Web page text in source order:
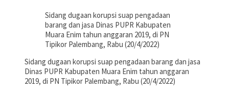
Sidang dugaan korupsi suap pengadaan
barang dan jasa Dinas PUPR Kabupaten
Muara Enim tahun anggaran 2019, di PN
Tipikor Palembang, Rabu (20/4/2022)
Sidang dugaan korupsi suap pengadaan barang dan jasa
Dinas PUPR Kabupaten Muara Enim tahun anggaran
2019, di PN Tipikor Palembang, Rabu (20/4/2022)